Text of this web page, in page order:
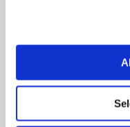
Opel Manta en Ford
Kenners spraken van
consumenten hoefden